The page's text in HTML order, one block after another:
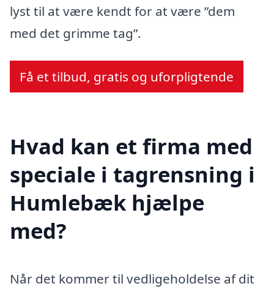
lyst til at være kendt for at være ”dem
med det grimme tag”.
Få et tilbud, gratis og uforpligtende
Hvad kan et firma med
speciale i tagrensning i
Humlebæk hjælpe
med?
Når det kommer til vedligeholdelse af dit